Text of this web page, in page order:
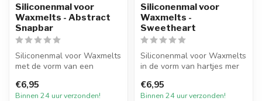
Siliconenmal voor
Waxmelts - Abstract
Snapbar
Siliconenmal voor Waxmelts
met de vorm van een
bestaat ...
€6,95
Binnen 24 uur verzonden!
Siliconenmal voor
Waxmelts -
Sweetheart
Siliconenmal voor Waxmelts
in de vorm van hartjes mer
€6,95
Binnen 24 uur verzonden!